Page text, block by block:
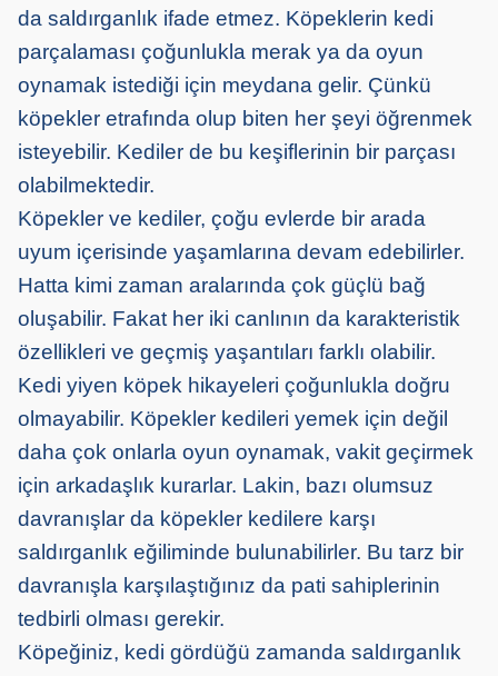
da saldırganlık ifade etmez. Köpeklerin kedi
parçalaması çoğunlukla merak ya da oyun
oynamak istediği için meydana gelir. Çünkü
köpekler etrafında olup biten her şeyi öğrenmek
isteyebilir. Kediler de bu keşiflerinin bir parçası
olabilmektedir.
Köpekler ve kediler, çoğu evlerde bir arada
uyum içerisinde yaşamlarına devam edebilirler.
Hatta kimi zaman aralarında çok güçlü bağ
oluşabilir. Fakat her iki canlının da karakteristik
özellikleri ve geçmiş yaşantıları farklı olabilir.
Kedi yiyen köpek hikayeleri çoğunlukla doğru
olmayabilir. Köpekler kedileri yemek için değil
daha çok onlarla oyun oynamak, vakit geçirmek
için arkadaşlık kurarlar. Lakin, bazı olumsuz
davranışlar da köpekler kedilere karşı
saldırganlık eğiliminde bulunabilirler. Bu tarz bir
davranışla karşılaştığınız da pati sahiplerinin
tedbirli olması gerekir.
Köpeğiniz, kedi gördüğü zamanda saldırganlık